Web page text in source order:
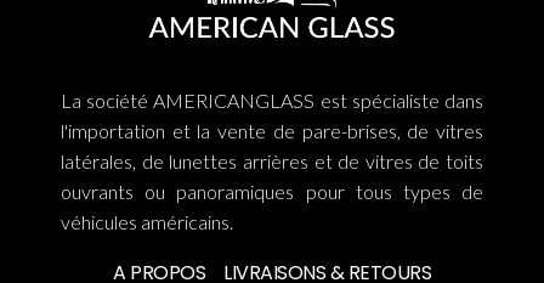
La société AMERICANGLASS est spécialiste dans
l'importation et la vente de pare-brises, de vitres
latérales, de lunettes arrières et de vitres de toits
ouvrants ou panoramiques pour tous types de
véhicules américains.
A PROPOS
LIVRAISONS & RETOURS